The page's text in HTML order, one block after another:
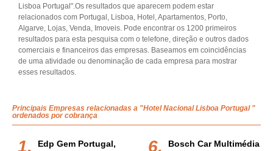
Lisboa Portugal".Os resultados que aparecem podem estar
relacionados com Portugal, Lisboa, Hotel, Apartamentos, Porto,
Algarve, Lojas, Venda, Imoveis. Pode encontrar os 1200 primeiros
resultados para esta pesquisa com o telefone, direção e outros dados
comerciais e financeiros das empresas. Baseamos em coincidências
de uma atividade ou denominação de cada empresa para mostrar
esses resultados.
Principais Empresas relacionadas a "Hotel Nacional Lisboa Portugal "
ordenados por cobrança
Edp Gem Portugal,
Bosch Car Multimédia